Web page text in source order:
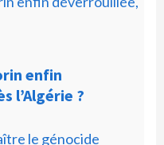
enfin
l’Algérie ?